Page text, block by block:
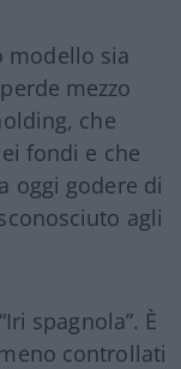
modello sia
mezzo
che
fondi e che
oggi godere di
agli
spagnola”. È
controllati